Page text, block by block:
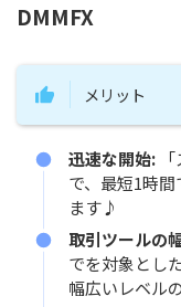
DMMFX
メリット
迅速な開始:「
で、最短1時
ます♪
取引ツールの
でを対象とし
幅広いレベル